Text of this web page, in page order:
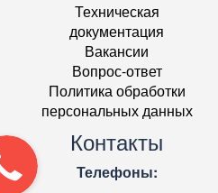
Техническая
документация
Вакансии
Вопрос-ответ
Политика обработки
персональных данных
Контакты
Телефоны: